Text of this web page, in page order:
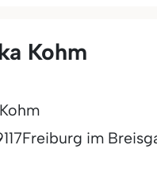
Kohm
Freiburg im